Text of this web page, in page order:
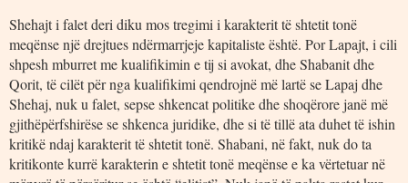
Shehajt i falet deri diku mos tregimi i karakterit të shtetit tonë
meqënse një drejtues ndërmarrjeje kapitaliste është. Por Lapajt, i cili
shpesh mburret me kualifikimin e tij si avokat, dhe Shabanit dhe
Qorit, të cilët për nga kualifikimi qendrojnë më lartë se Lapaj dhe
Shehaj, nuk u falet, sepse shkencat politike dhe shoqërore janë më
gjithëpërfshirëse se shkenca juridike, dhe si të tillë ata duhet të ishin
kritikë ndaj karakterit të shtetit tonë. Shabani, në fakt, nuk do ta
kritikonte kurrë karakterin e shtetit tonë meqënse e ka vërtetuar në